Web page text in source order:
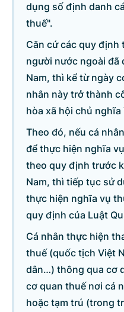
dụng số định danh
thuế".
Căn cứ các quy định
người nước ngoài đã
Nam, thì kể từ ngày
nhân này trở thành
hòa xã hội chủ nghĩa
Theo đó, nếu cá
để thực hiện nghĩa
theo quy định trước
Nam, thì tiếp tục sử
thực hiện nghĩa vụ
quy định của Luật
Cá nhân thực hiện
thuế (quốc tịch Việt
dân…) thông qua cơ
cơ quan thuế nơi cá
hoặc tạm trú (trong